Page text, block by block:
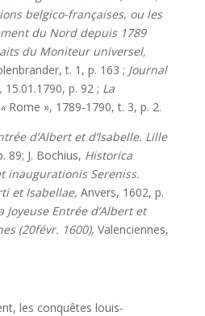
belgico-françaises, ou les
du Nord depuis 1789
du Moniteur universel,
t. 1, p. 163 ; Journal
15.01.1790, p. 92 ; La
Rome », 1789-1790, t. 3, p. 2.
d’Albert et d’Isabelle. Lille
89; J. Bochius, Historica
inaugurationis Sereniss.
et Isabellae, Anvers, 1602, p.
Joyeuse Entrée d’Albert et
(20févr. 1600), Valenciennes,
les conquêtes louis-